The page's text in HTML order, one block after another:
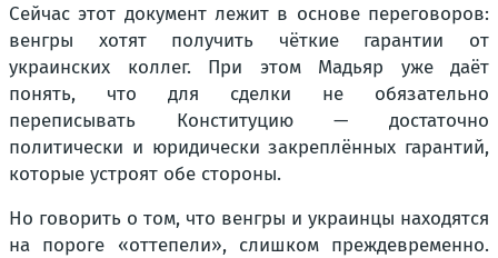
Сейчас этот документ лежит в основе переговоров:
венгры хотят получить чёткие гарантии от
украинских коллег. При этом Мадьяр уже даёт
понять, что для сделки не обязательно
переписывать Конституцию — достаточно
политически и юридически закреплённых гарантий,
которые устроят обе стороны.
Но говорить о том, что венгры и украинцы находятся
на пороге «оттепели», слишком преждевременно.